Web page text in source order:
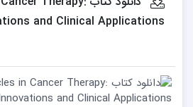
and Clinical Applications